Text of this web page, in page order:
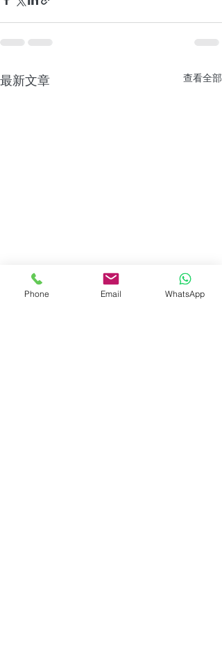
最新文章 查看全部
Phone Email WhatsApp